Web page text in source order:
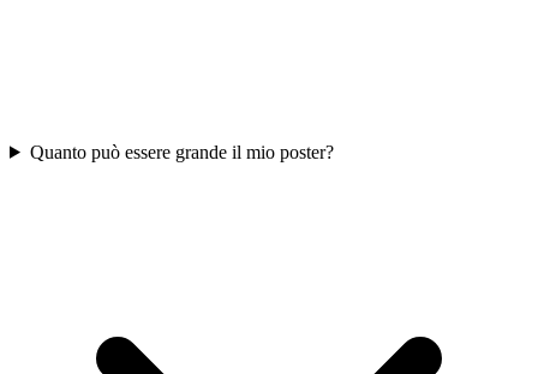
Quanto può essere grande il mio poster?